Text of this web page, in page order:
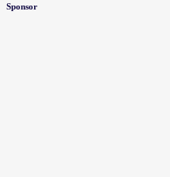
Sponsor